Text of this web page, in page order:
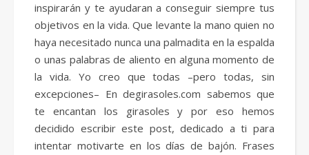
inspirarán y te ayudaran a conseguir siempre tus
objetivos en la vida. Que levante la mano quien no
haya necesitado nunca una palmadita en la espalda
o unas palabras de aliento en alguna momento de
la vida. Yo creo que todas –pero todas, sin
excepciones– En degirasoles.com sabemos que
te encantan los girasoles y por eso hemos
decidido escribir este post, dedicado a ti para
intentar motivarte en los días de bajón. Frases